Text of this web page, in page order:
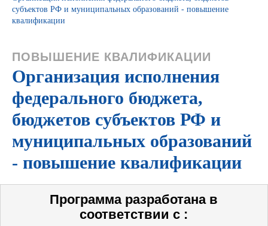
субъектов РФ и муниципальных образований - повышение
квалификации
ПОВЫШЕНИЕ КВАЛИФИКАЦИИ
Организация исполнения
федерального бюджета,
бюджетов субъектов РФ и
муниципальных образований
- повышение квалификации
Программа разработана в
соответствии с :